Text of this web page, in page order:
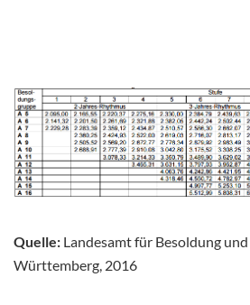
Quelle: Landesamt für Besoldung
Württemberg, 2016